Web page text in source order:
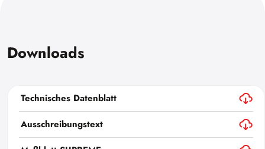
Downloads
Technisches Datenblatt
Ausschreibungstext